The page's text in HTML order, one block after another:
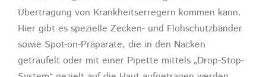
Übertragung von Krankheitserregern kommen kann.
Hier gibt es spezielle Zecken- und Flohschutzbänder
sowie Spot-on-Präparate, die in den Nacken
geträufelt oder mit einer Pipette mittels „Drop-Stop-